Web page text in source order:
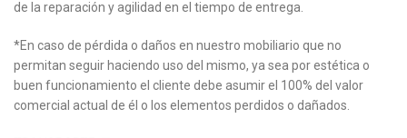
de la reparación y agilidad en el tiempo de entrega.
*En caso de pérdida o daños en nuestro mobiliario que no
permitan seguir haciendo uso del mismo, ya sea por estética o
buen funcionamiento el cliente debe asumir el 100% del valor
comercial actual de él o los elementos perdidos o dañados.